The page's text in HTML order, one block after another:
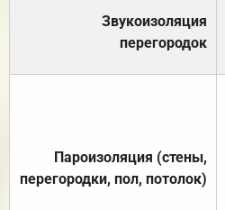
Звукоизоляция
перегородок
Пароизоляция (стены,
перегородки, пол, потолок)